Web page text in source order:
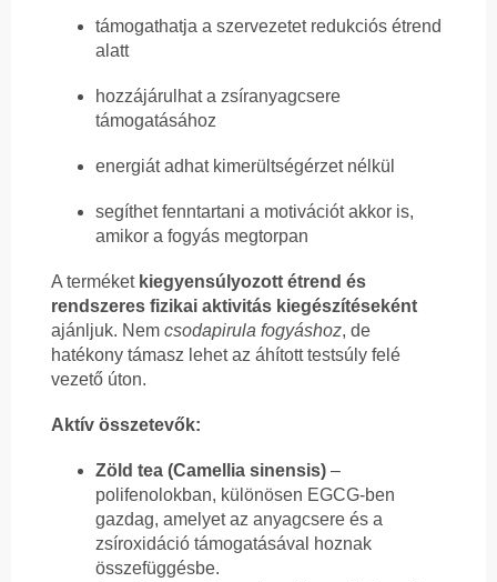
támogathatja a szervezetet redukciós étrend
alatt
hozzájárulhat a zsíranyagcsere
támogatásához
energiát adhat kimerültségérzet nélkül
segíthet fenntartani a motivációt akkor is,
amikor a fogyás megtorpan
A terméket kiegyensúlyozott étrend és
rendszeres fizikai aktivitás kiegészítéseként
ajánljuk. Nem csodapirula fogyáshoz, de
hatékony támasz lehet az áhított testsúly felé
vezető úton.
Aktív összetevők:
Zöld tea (Camellia sinensis) –
polifenolokban, különösen EGCG-ben
gazdag, amelyet az anyagcsere és a
zsíroxidáció támogatásával hoznak
összefüggésbe.